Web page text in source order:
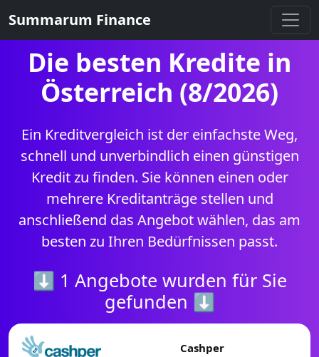
Summarum Finance
Die besten Kredite in
Österreich (8/2026)
Ein Kreditvergleich ist der einfachste Weg,
schnell und unverbindlich einen günstigen
Kredit zu finden. Sie können einen oder
mehrere Kreditanträge stellen und
anschließend das Angebot wählen, das am
besten zu Ihren Bedürfnissen passt.
⬇ 1 Angebote wurden für Sie
gefunden ⬇
Cashper